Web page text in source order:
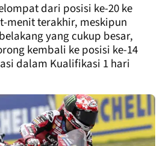
dari posisi ke-20 ke
menit terakhir, meskipun
yang cukup besar,
kembali ke posisi ke-14
dalam Kualifikasi 1 hari